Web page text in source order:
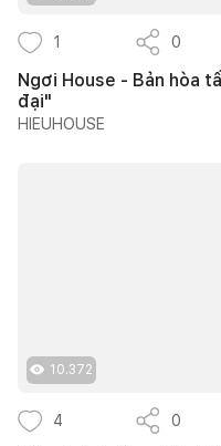
1 0
Ngơi House - Bản hòa
đại"
HIEUHOUSE
10.372
4 0